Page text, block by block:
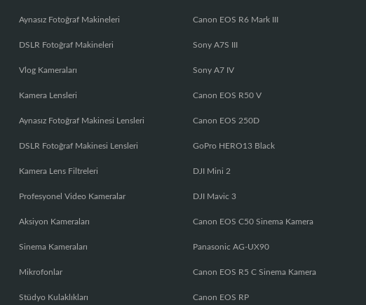
Aynasız Fotoğraf Makineleri
DSLR Fotoğraf Makineleri
Vlog Kameraları
Kamera Lensleri
Aynasız Fotoğraf Makinesi Lensleri
DSLR Fotoğraf Makinesi Lensleri
Kamera Lens Filtreleri
Profesyonel Video Kameralar
Aksiyon Kameraları
Sinema Kameraları
Mikrofonlar
Stüdyo Kulaklıkları
Canon EOS R6 Mark III
Sony A7S III
Sony A7 IV
Canon EOS R50 V
Canon EOS 250D
GoPro HERO13 Black
DJI Mini 2
DJI Mavic 3
Canon EOS C50 Sinema Kamera
Panasonic AG-UX90
Canon EOS R5 C Sinema Kamera
Canon EOS RP